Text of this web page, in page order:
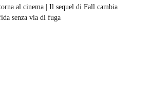
al cinema | Il sequel di Fall cambia
senza via di fuga